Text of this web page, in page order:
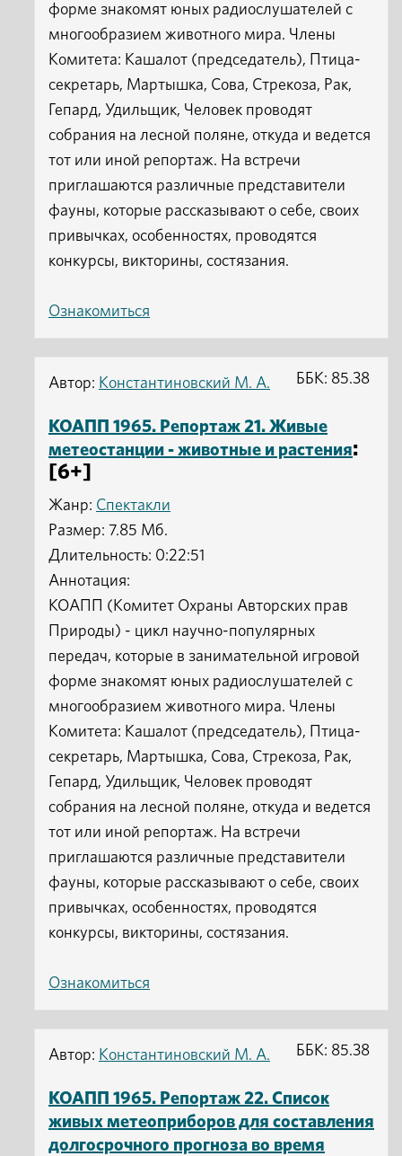
форме знакомят юных радиослушателей с
многообразием животного мира. Члены
Комитета: Кашалот (председатель), Птица-
секретарь, Мартышка, Сова, Стрекоза, Рак,
Гепард, Удильщик, Человек проводят
собрания на лесной поляне, откуда и ведется
тот или иной репортаж. На встречи
приглашаются различные представители
фауны, которые рассказывают о себе, своих
привычках, особенностях, проводятся
конкурсы, викторины, состязания.
Ознакомиться
Автор: Константиновский М. А.
КОАПП 1965. Репортаж 21. Живые
метеостанции - животные и растения:
[6+]
Жанр: Спектакли
ББК: 85.38
Размер: 7.85 Мб.
Длительность: 0:22:51
Аннотация:
КОАПП (Комитет Охраны Авторских прав
Природы) - цикл научно-популярных
передач, которые в занимательной игровой
форме знакомят юных радиослушателей с
многообразием животного мира. Члены
Комитета: Кашалот (председатель), Птица-
секретарь, Мартышка, Сова, Стрекоза, Рак,
Гепард, Удильщик, Человек проводят
собрания на лесной поляне, откуда и ведется
тот или иной репортаж. На встречи
приглашаются различные представители
фауны, которые рассказывают о себе, своих
привычках, особенностях, проводятся
конкурсы, викторины, состязания.
Ознакомиться
Автор: Константиновский М. А.
КОАПП 1965. Репортаж 22. Список
живых метеоприборов для составления
долгосрочного прогноза во время
ББК: 85.38